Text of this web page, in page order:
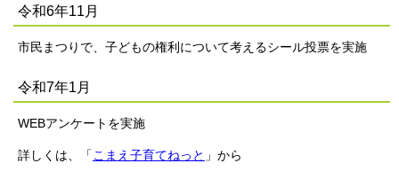
令和6年11月
市民まつりで、子どもの権利について考えるシール投票を実施
令和7年1月
WEBアンケートを実施
詳しくは、「 こまえ子育てねっと 」から